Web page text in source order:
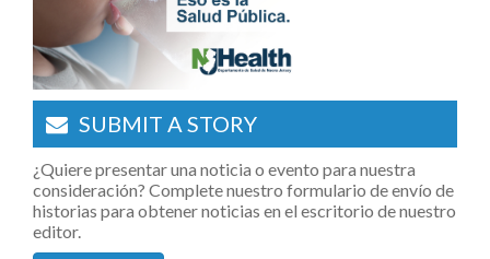
SUBMIT A STORY
¿Quiere presentar una noticia o evento para nuestra
consideración? Complete nuestro formulario de envío de
historias para obtener noticias en el escritorio de nuestro
editor.